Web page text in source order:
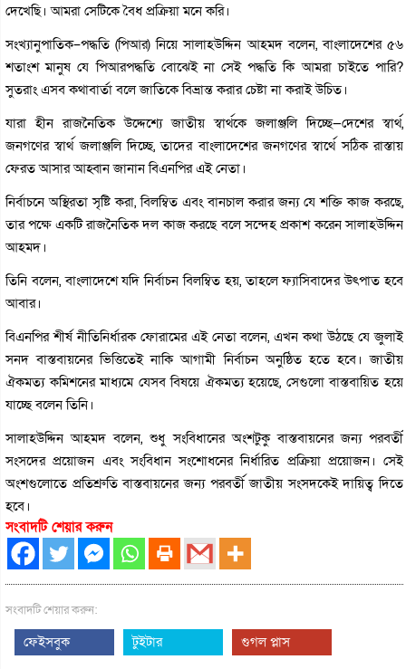
দেখেছি। আমরা সেটিকে বৈধ প্রক্রিয়া মনে করি।
সংখ্যানুপাতিক–পদ্ধতি (পিআর) নিয়ে সালাহউদ্দিন আহমদ বলেন, বাংলাদেশের ৫৬
শতাংশ মানুষ যে পিআরপদ্ধতি বোঝেই না সেই পদ্ধতি কি আমরা চাইতে পারি?
সুতরাং এসব কথাবার্তা বলে জাতিকে বিভ্রান্ত করার চেষ্টা না করাই উচিত।
যারা হীন রাজনৈতিক উদ্দেশ্যে জাতীয় স্বার্থকে জলাঞ্জলি দিচ্ছে—দেশের স্বার্থ,
জনগণের স্বার্থ জলাঞ্জলি দিচ্ছে, তাদের বাংলাদেশের জনগণের স্বার্থে সঠিক রাস্তায়
ফেরত আসার আহ্বান জানান বিএনপির এই নেতা।
নির্বাচনে অস্থিরতা সৃষ্টি করা, বিলম্বিত এবং বানচাল করার জন্য যে শক্তি কাজ করছে,
তার পক্ষে একটি রাজনৈতিক দল কাজ করছে বলে সন্দেহ প্রকাশ করেন সালাহউদ্দিন
আহমদ।
তিনি বলেন, বাংলাদেশে যদি নির্বাচন বিলম্বিত হয়, তাহলে ফ্যাসিবাদের উৎপাত হবে
আবার।
বিএনপির শীর্ষ নীতিনির্ধারক ফোরামের এই নেতা বলেন, এখন কথা উঠছে যে জুলাই
সনদ বাস্তবায়নের ভিত্তিতেই নাকি আগামী নির্বাচন অনুষ্ঠিত হতে হবে। জাতীয়
ঐকমত্য কমিশনের মাধ্যমে যেসব বিষয়ে ঐকমত্য হয়েছে, সেগুলো বাস্তবায়িত হয়ে
যাচ্ছে বলেন তিনি।
সালাহউদ্দিন আহমদ বলেন, শুধু সংবিধানের অংশটুকু বাস্তবায়নের জন্য পরবর্তী
সংসদের প্রয়োজন এবং সংবিধান সংশোধনের নির্ধারিত প্রক্রিয়া প্রয়োজন। সেই
অংশগুলোতে প্রতিশ্রুতি বাস্তবায়নের জন্য পরবর্তী জাতীয় সংসদকেই দায়িত্ব দিতে
হবে।
সংবাদটি শেয়ার করুন
সংবাদটি শেয়ার করুন:
ফেইসবুক টুইটার গুগল প্লাস